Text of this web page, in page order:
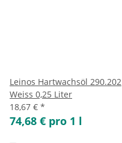
Leinos Hartwachsöl 290.202
Weiss 0,25 Liter
18,67 € *
74,68 € pro 1 l